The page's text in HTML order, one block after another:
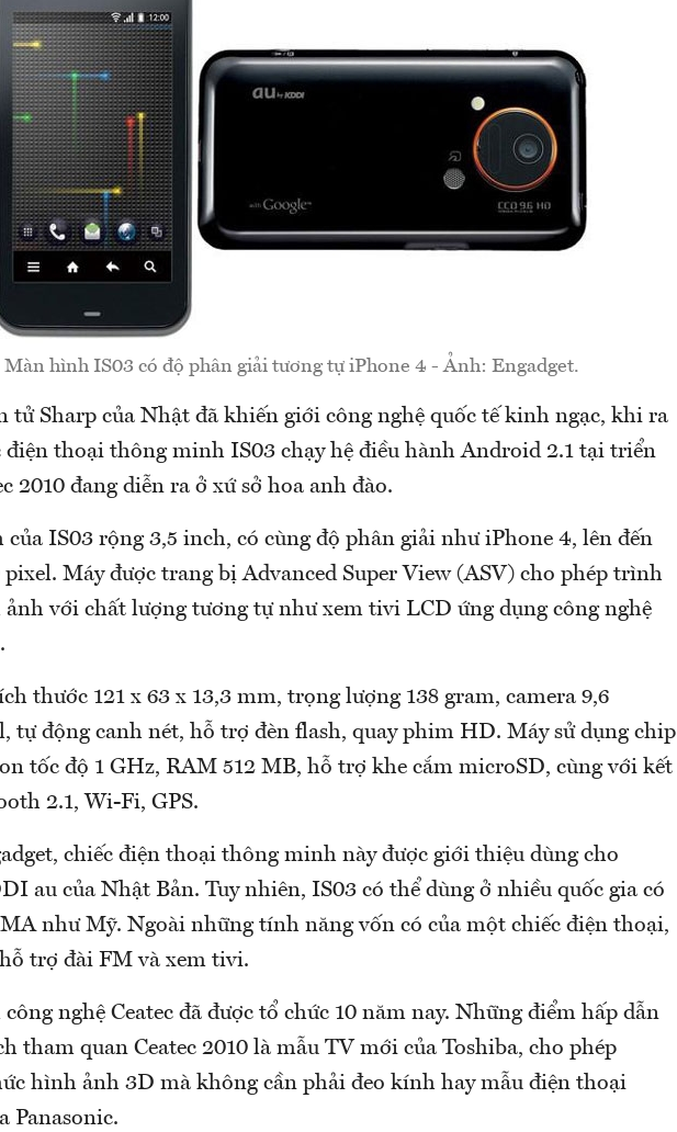
Màn hình IS03 có độ phân giải tương tự iPhone 4 - Ảnh: Engadget.
tử Sharp của Nhật đã khiến giới công nghệ quốc tế kinh ngạc, khi ra
điện thoại thông minh IS03 chạy hệ điều hành Android 2.1 tại triển
2010 đang diễn ra ở xứ sở hoa anh đào.
IS03 rộng 3,5 inch, có cùng độ phân giải như iPhone 4, lên đến
pixel. Máy được trang bị Advanced Super View (ASV) cho phép trình
với chất lượng tương tự như xem tivi LCD ứng dụng công nghệ
thước 121 x 63 x 13,3 mm, trọng lượng 138 gram, camera 9,6
tự động canh nét, hỗ trợ đèn flash, quay phim HD. Máy sử dụng chip
tốc độ 1 GHz, RAM 512 MB, hỗ trợ khe cắm microSD, cùng với kết
2.1, Wi-Fi, GPS.
chiếc điện thoại thông minh này được giới thiệu dùng cho
au của Nhật Bản. Tuy nhiên, IS03 có thể dùng ở nhiều quốc gia có
như Mỹ. Ngoài những tính năng vốn có của một chiếc điện thoại,
trợ đài FM và xem tivi.
nghệ Ceatec đã được tổ chức 10 năm nay. Những điểm hấp dẫn
tham quan Ceatec 2010 là mẫu TV mới của Toshiba, cho phép
hình ảnh 3D mà không cần phải đeo kính hay mẫu điện thoại
Panasonic.